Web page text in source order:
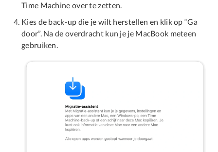
Time Machine over te zetten.
Kies de back-up die je wilt herstellen en klik op “Ga
door”. Na de overdracht kun je je MacBook meteen
gebruiken.